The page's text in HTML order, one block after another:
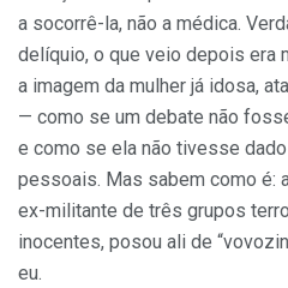
a socorrê-la, não a médica.
delíquio, o que veio depois era
a imagem da mulher já idosa,
— como se um debate não
e como se ela não tivesse
pessoais. Mas sabem como é:
ex-militante de três grupos
inocentes, posou ali de
eu.